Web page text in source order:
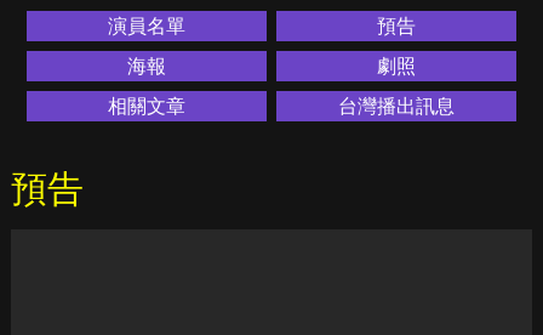
演員名單
預告
海報
劇照
相關文章
台灣播出訊息
預告